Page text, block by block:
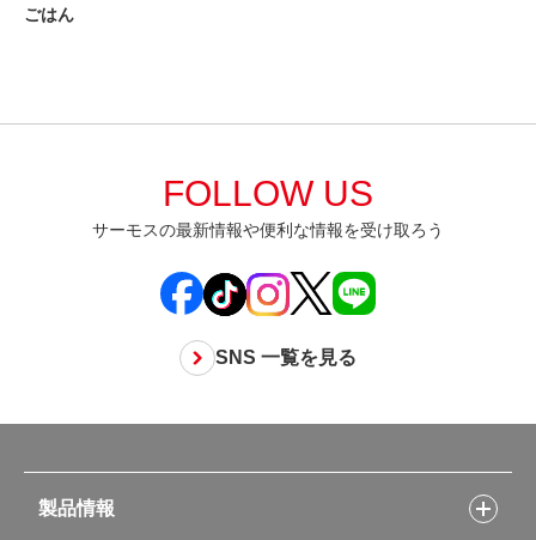
ごはん
FOLLOW US
サーモスの最新情報や便利な情報を受け取ろう
SNS 一覧を見る
製品情報